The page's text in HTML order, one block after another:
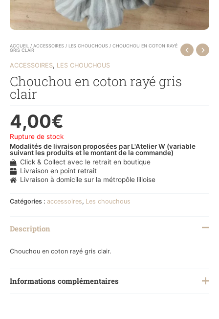
ACCUEIL / ACCESSOIRES / LES CHOUCHOUS / CHOUCHOU EN COTON RAYÉ
GRIS CLAIR
ACCESSOIRES, LES CHOUCHOUS
Chouchou en coton rayé gris
clair
4,00€
Rupture de stock
Modalités de livraison proposées par L'Atelier W (variable
suivant les produits et le montant de la commande)
Click & Collect avec le retrait en boutique
Livraison en point retrait
Livraison à domicile sur la métropôle lilloise
Catégories : accessoires, Les chouchous
Description
Chouchou en coton rayé gris clair.
Informations complémentaires